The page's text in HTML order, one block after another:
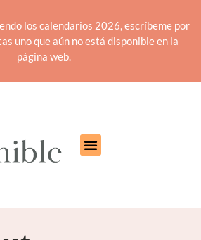
los calendarios 2026, escríbeme por
uno que aún no está disponible en la
página web.